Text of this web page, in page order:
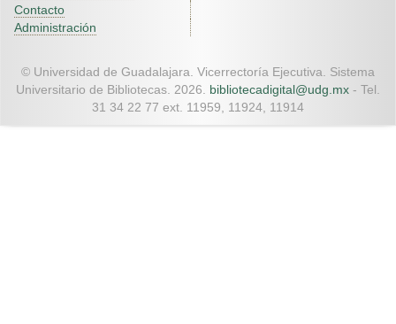
Contacto
Administración
© Universidad de Guadalajara. Vicerrectoría Ejecutiva. Sistema
Universitario de Bibliotecas. 2026. bibliotecadigital@udg.mx - Tel.
31 34 22 77 ext. 11959, 11924, 11914